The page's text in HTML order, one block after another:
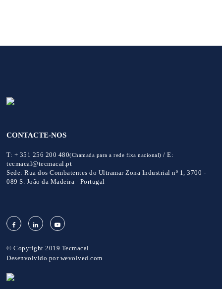
CONTACTE-NOS
T: + 351 256 200 480(Chamada para a rede fixa nacional) /E:
tecmacal@tecmacal.pt
Sede: Rua dos Combatentes do Ultramar Zona Industrial nº 1, 3700 -
089 S. João da Madeira - Portugal
© Copyright 2019 Tecmacal
Desenvolvido por wevolved.com